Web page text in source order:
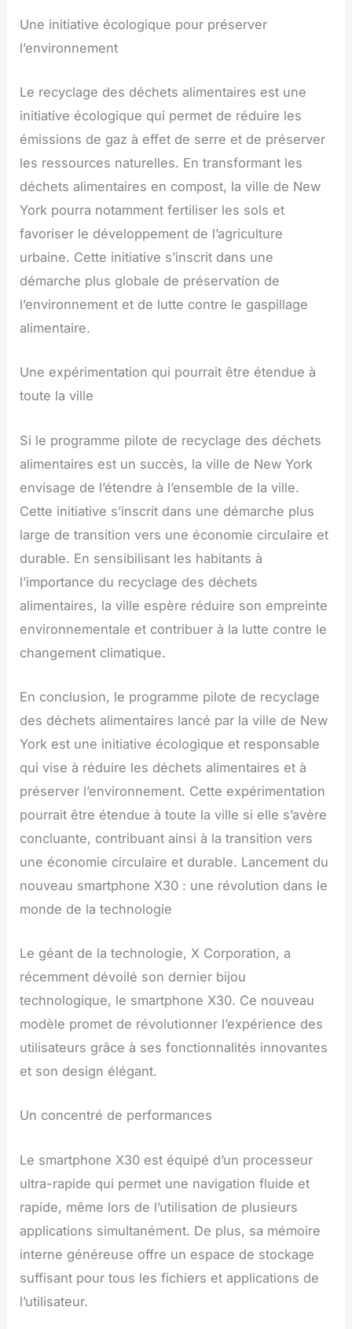
Une initiative écologique pour préserver
l’environnement
Le recyclage des déchets alimentaires est une
initiative écologique qui permet de réduire les
émissions de gaz à effet de serre et de préserver
les ressources naturelles. En transformant les
déchets alimentaires en compost, la ville de New
York pourra notamment fertiliser les sols et
favoriser le développement de l’agriculture
urbaine. Cette initiative s’inscrit dans une
démarche plus globale de préservation de
l’environnement et de lutte contre le gaspillage
alimentaire.
Une expérimentation qui pourrait être étendue à
toute la ville
Si le programme pilote de recyclage des déchets
alimentaires est un succès, la ville de New York
envisage de l’étendre à l’ensemble de la ville.
Cette initiative s’inscrit dans une démarche plus
large de transition vers une économie circulaire et
durable. En sensibilisant les habitants à
l’importance du recyclage des déchets
alimentaires, la ville espère réduire son empreinte
environnementale et contribuer à la lutte contre le
changement climatique.
En conclusion, le programme pilote de recyclage
des déchets alimentaires lancé par la ville de New
York est une initiative écologique et responsable
qui vise à réduire les déchets alimentaires et à
préserver l’environnement. Cette expérimentation
pourrait être étendue à toute la ville si elle s’avère
concluante, contribuant ainsi à la transition vers
une économie circulaire et durable. Lancement du
nouveau smartphone X30 : une révolution dans le
monde de la technologie
Le géant de la technologie, X Corporation, a
récemment dévoilé son dernier bijou
technologique, le smartphone X30. Ce nouveau
modèle promet de révolutionner l’expérience des
utilisateurs grâce à ses fonctionnalités innovantes
et son design élégant.
Un concentré de performances
Le smartphone X30 est équipé d’un processeur
ultra-rapide qui permet une navigation fluide et
rapide, même lors de l’utilisation de plusieurs
applications simultanément. De plus, sa mémoire
interne généreuse offre un espace de stockage
suffisant pour tous les fichiers et applications de
l’utilisateur.